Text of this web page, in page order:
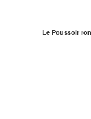
Le Poussoir